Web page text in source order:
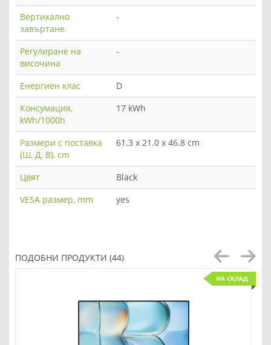
Вертикално
завъртане
-
Регулиране на
височина
-
Енергиен клас
D
Консумация,
kWh/1000h
17 kWh
Размери с поставка
(Ш, Д, В), cm
61.3 x 21.0 x 46.8 cm
Цвят
Black
VESA размер, mm
yes
ПОДОБНИ ПРОДУКТИ (44)
НА СКЛАД